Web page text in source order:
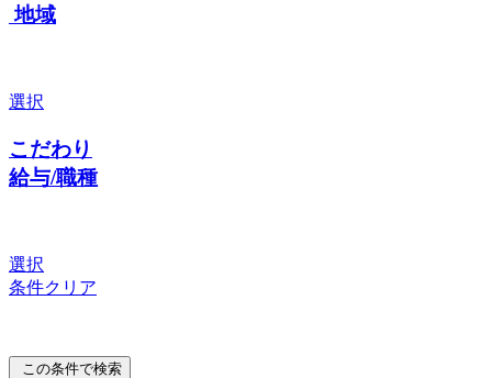
地域
選択
こだわり
給与/職種
選択
条件クリア
この条件で検索